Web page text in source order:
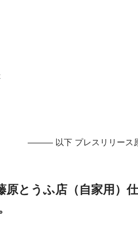
——— 以下 プレスリリー
原とうふ店（自家用）